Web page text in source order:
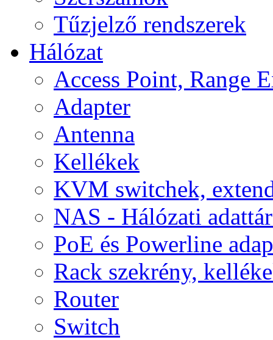
Tűzjelző rendszerek
Hálózat
Access Point, Range
Adapter
Antenna
Kellékek
KVM switchek,
NAS - Hálózati
PoE és Powerline
Rack szekrény,
Router
Switch